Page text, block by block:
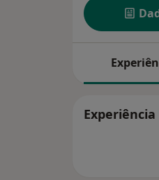
Experiência